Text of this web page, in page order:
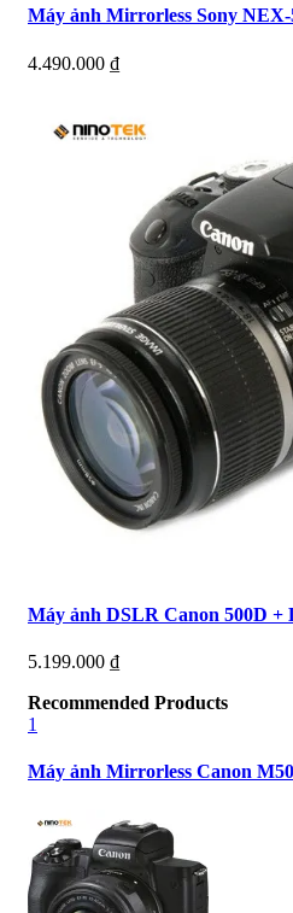
Máy ảnh Mirrorless Sony
4.490.000 ₫
Máy ảnh DSLR Canon 500D +
5.199.000 ₫
Recommended Products
1
Máy ảnh Mirrorless Canon